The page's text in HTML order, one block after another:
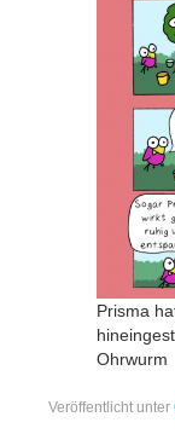
Prisma
Ohrwurm
Veröffentlicht unter